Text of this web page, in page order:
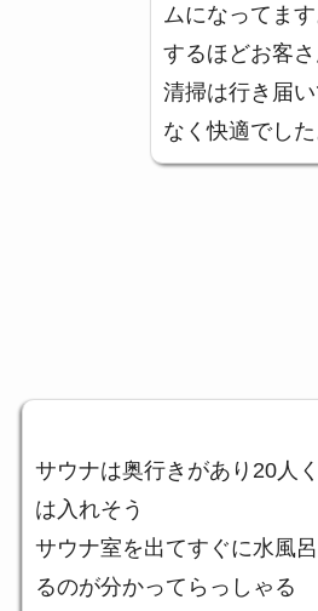
ムになってま
するほどお客
清掃は行き届
なく快適でした
サウナは奥行きがあり20人
は入れそう
サウナ室を出てすぐに水風
るのが分かってらっしゃる